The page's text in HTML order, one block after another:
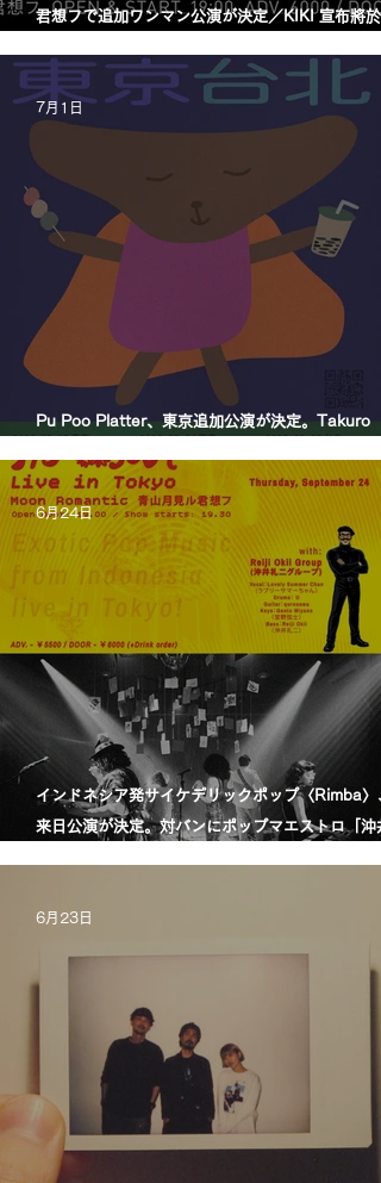
君想フで追加ワンマン公演が決定／KIKI 宣布將於
想フ舉行追加專場演出
Pu Poo Platter、東京追加公演が決定。Takuro
7月1日
インドネシア発サイケデリックポップ〈Rimba〉
来日公演が決定。対バンにポップマエストロ「沖
台演出。
6月24日
6月23日